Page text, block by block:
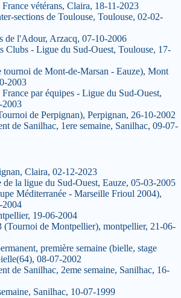
vétérans, Claira, 18-11-2023
sections de Toulouse, Toulouse, 02-02-
de l'Adour, Arzacq, 07-10-2006
Clubs - Ligue du Sud-Ouest, Toulouse, 17-
tournoi de Mont-de-Marsan - Eauze), Mont
2003
par équipes - Ligue du Sud-Ouest,
2003
de Perpignan), Perpignan, 26-10-2002
de Sanilhac, 1ere semaine, Sanilhac, 09-07-
Claira, 02-12-2023
de la ligue du Sud-Ouest, Eauze, 05-03-2005
Méditerranée - Marseille Frioul 2004),
2004
19-06-2004
(Tournoi de Montpellier), montpellier, 21-06-
première semaine (bielle, stage
08-07-2002
de Sanilhac, 2eme semaine, Sanilhac, 16-
Sanilhac, 10-07-1999